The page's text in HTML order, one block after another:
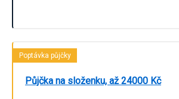
Poptávka půjčky
Půjčka na složenku, až 24000 Kč